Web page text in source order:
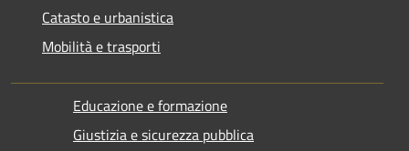
Catasto e urbanistica
Mobilità e trasporti
Educazione e formazione
Giustizia e sicurezza pubblica